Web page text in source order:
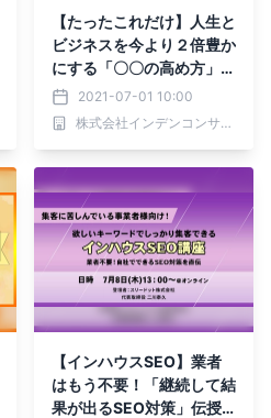
【たったこれだけ】人生と
ビジネスを今より２倍豊か
にする「〇〇の高め方」と
は
2021-07-01 10:00
株式会社インデンコンサルティング
【インハウスSEO】業者
はもう不要！「継続して結
果が出るSEO対策」伝授